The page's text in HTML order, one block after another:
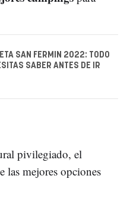
SAN FERMIN 2022: TODO
SABER ANTES DE IR
pivilegiado, el
las mejores opciones